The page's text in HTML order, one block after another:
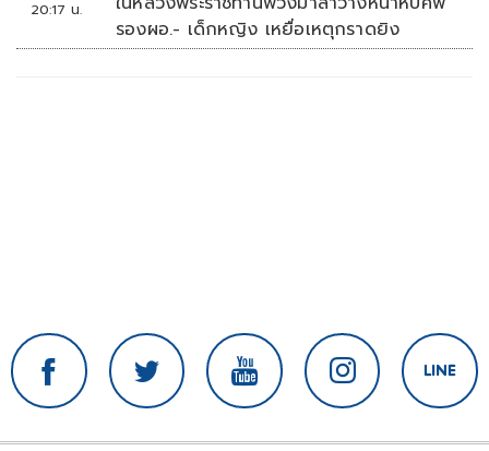
20:17 น.
รองผอ.- เด็กหญิง เหยื่อเหตุกราดยิง